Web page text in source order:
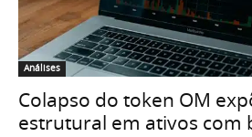
Análises
Colapso do token OM
estrutural em ativos com